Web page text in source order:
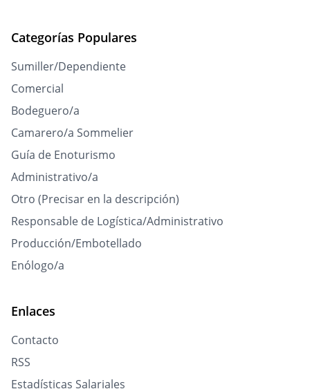
Categorías Populares
Sumiller/Dependiente
Comercial
Bodeguero/a
Camarero/a Sommelier
Guía de Enoturismo
Administrativo/a
Otro (Precisar en la descripción)
Responsable de Logística/Administrativo
Producción/Embotellado
Enólogo/a
Enlaces
Contacto
RSS
Estadísticas Salariales